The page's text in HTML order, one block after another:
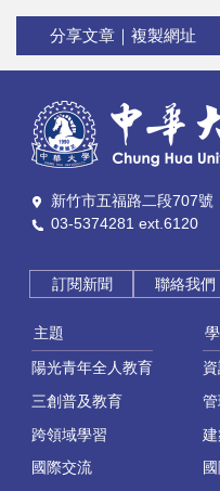
分享文章｜複製網址
新竹市五福路二段707號
03-5374281 ext.6120
訂閱新聞 聯絡我們
主題
陽光青年全人教育
三創普及教育
跨領域學習
國際交流